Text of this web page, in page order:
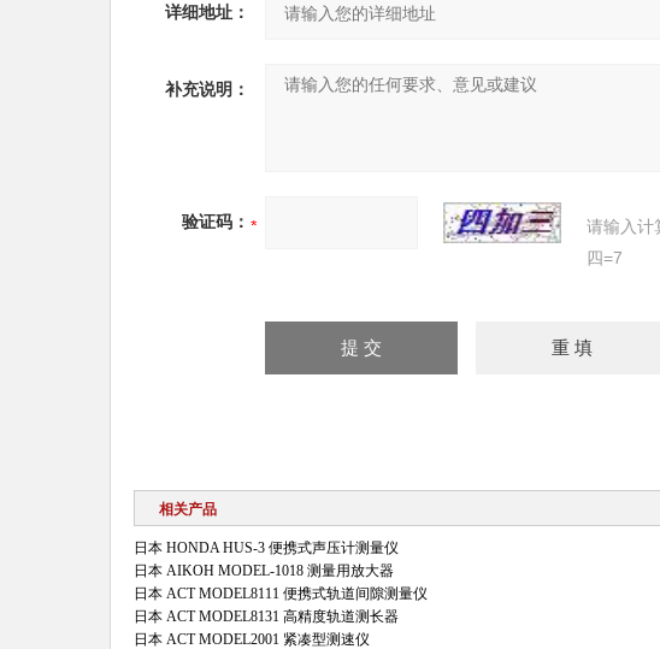
详细地址：
补充说明：
验证码：
请输入计
四=7
相关产品
日本 HONDA HUS‑3 便携式声压计测量仪
日本 AIKOH MODEL‑1018 测量用放大器
日本 ACT MODEL8111 便携式轨道间隙测量仪
日本 ACT MODEL8131 高精度轨道测长器
日本 ACT MODEL2001 紧凑型测速仪